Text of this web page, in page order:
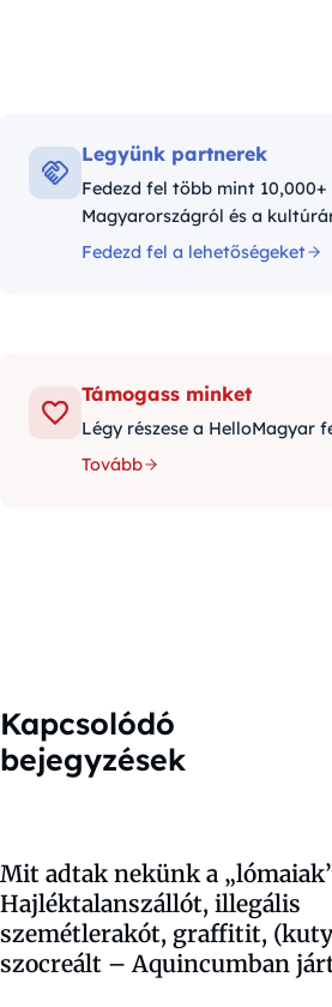
Legyünk partnerek
Fedezd fel több mint
Magyarországról és a
Fedezd fel a lehetőségeket
Támogass minket
Légy részese a HelloMagyar
Tovább
Kapcsolódó
bejegyzések
Mit adtak nekünk a
Hajléktalanszállót, illegális
szemétlerakót, graffitit,
szocreált – Aquincumban